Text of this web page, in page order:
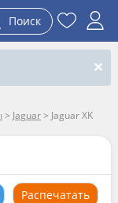
Поиск
> Jaguar> Jaguar XK
Распечатать